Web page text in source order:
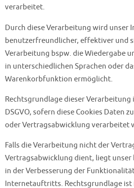
verarbeitet.
Durch diese Verarbeitung wird
benutzerfreundlicher, effektiver und
Verarbeitung bspw. die Wiedergabe
in unterschiedlichen Sprachen oder
Warenkorbfunktion ermöglicht.
Rechtsgrundlage dieser Verarbeitung
DSGVO, sofern diese Cookies Daten
oder Vertragsabwicklung verarbeitet
Falls die Verarbeitung nicht der
Vertragsabwicklung dient, liegt
in der Verbesserung der
Internetauftritts. Rechtsgrundlage ist